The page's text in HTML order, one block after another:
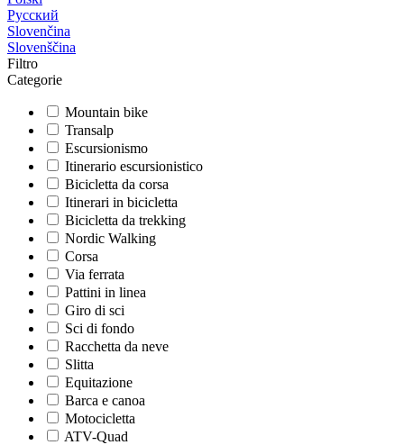
Русский
Slovenčina
Slovenščina
Filtro
Categorie
Mountain bike
Transalp
Escursionismo
Itinerario escursionistico
Bicicletta da corsa
Itinerari in bicicletta
Bicicletta da trekking
Nordic Walking
Corsa
Via ferrata
Pattini in linea
Giro di sci
Sci di fondo
Racchetta da neve
Slitta
Equitazione
Barca e canoa
Motocicletta
ATV-Quad